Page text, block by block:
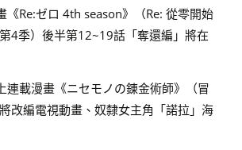
《Re:ゼロ 4th season》（Re: 從零開始
4季）後半第12~19話「奪還編」將在
連載漫畫《ニセモノの錬金術師》（冒
改編電視動畫、奴隸女主角「諾拉」海